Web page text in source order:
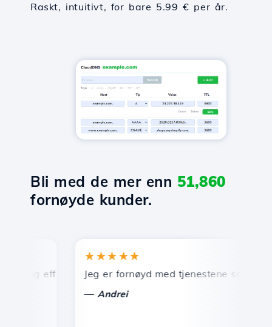
Raskt, intuitivt, for bare 5.99 € per år.
Bli med de mer enn 51,860
fornøyde kunder.
og effektiv teknisk support.
★★★★★
Jeg er fornøyd med tjenestene som tilbys
Andrei